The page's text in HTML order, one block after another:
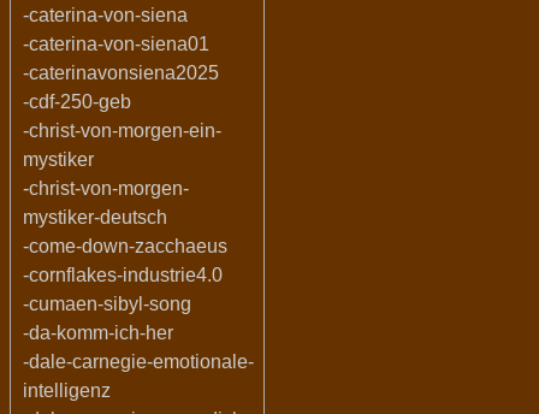
-caterina-von-siena
-caterina-von-siena01
-caterinavonsiena2025
-cdf-250-geb
-christ-von-morgen-ein-
mystiker
-christ-von-morgen-
mystiker-deutsch
-come-down-zacchaeus
-cornflakes-industrie4.0
-cumaen-sibyl-song
-da-komm-ich-her
-dale-carnegie-emotionale-
intelligenz